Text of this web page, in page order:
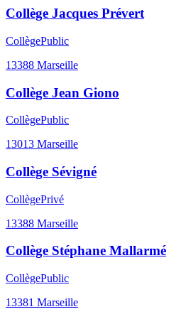
Collège Jacques Prévert
CollègePublic
13388 Marseille
Collège Jean Giono
CollègePublic
13013 Marseille
Collège Sévigné
CollègePrivé
13388 Marseille
Collège Stéphane Mallarmé
CollègePublic
13381 Marseille